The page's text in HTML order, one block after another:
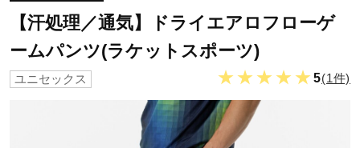
ライフスタイルウエア
【汗処理／通気】ドライエアロフローゲ
ームパンツ(ラケットスポーツ)
ユニセックス ★★★★★5(1件)